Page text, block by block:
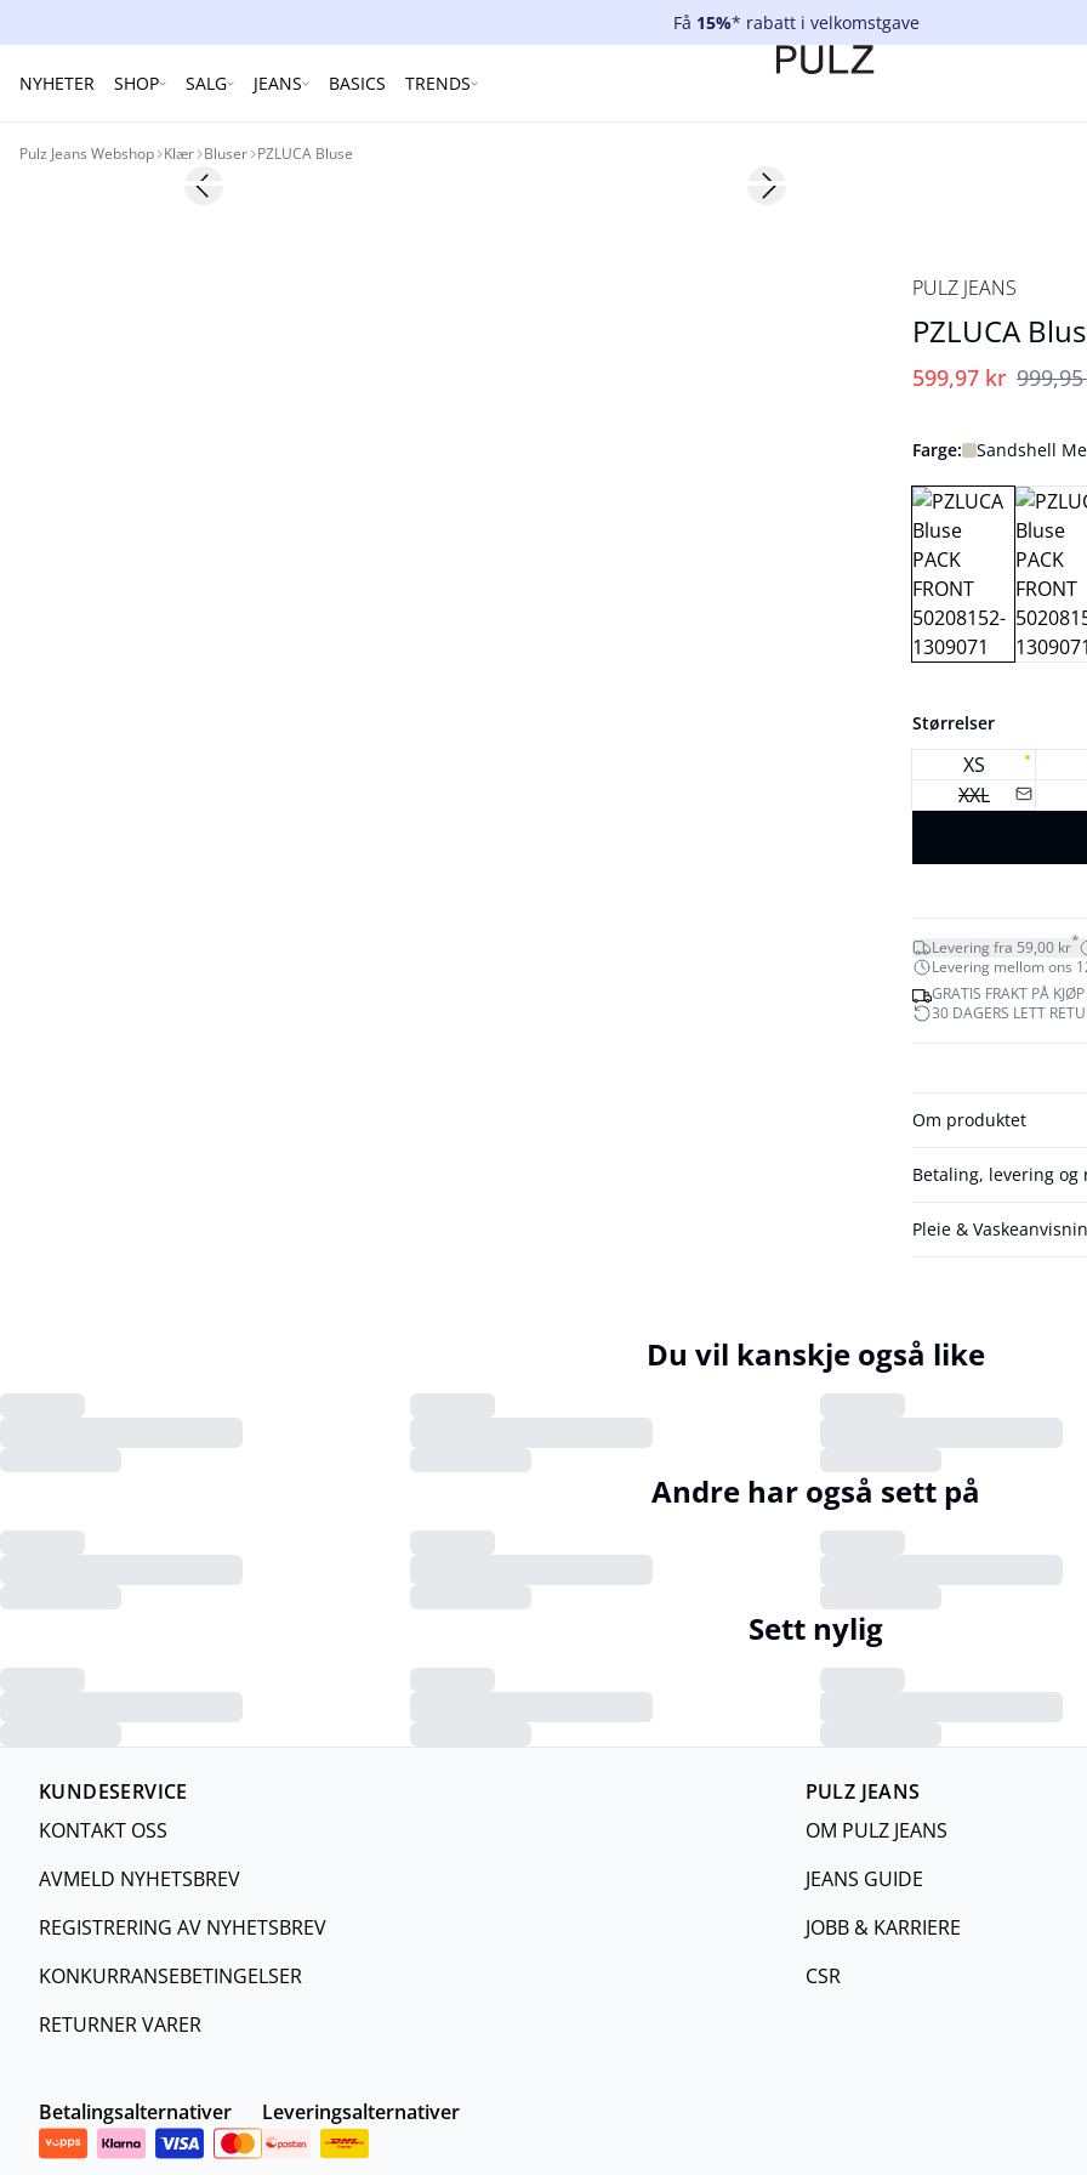
Få 15%* rabatt i velkomstgave
NYHETER SHOP SALG JEANS BASICS TRENDS
Pulz Jeans Webshop Klær Bluser PZLUCA Bluse
40%Previous slide Next slide
PULZ JEANS
PZLUCA
599,97 kr
Farge: Sandshell
Størrelser
XS
XXL
Levering fra 59,00 kr*
Levering mellom ons
GRATIS FRAKT PÅ
30 DAGERS LETT
Om produktet
Betaling, levering og
Pleie &
Du vil kanskje også like
Andre har også sett på
Sett nylig
KUNDESERVICE
KONTAKT OSS
AVMELD NYHETSBREV
REGISTRERING AV NYHETSBREV
KONKURRANSEBETINGELSER
RETURNER VARER
PULZ JEANS
OM PULZ JEANS
JEANS GUIDE
JOBB & KARRIERE
CSR
Betalingsalternativer Leveringsalternativer